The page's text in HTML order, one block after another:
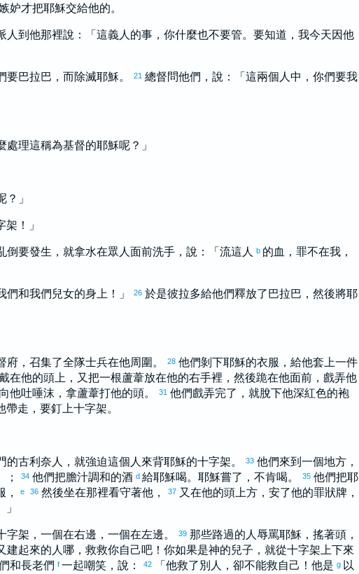
妒才把耶穌交給他的。
人到他那裡說：「這義人的事，你什麼也不要管。要知道，我今天因他
要巴拉巴 ，而除滅耶穌。 21 總督問他們，說：「這兩個人中，你們要我
理這稱為基督的耶穌呢？」
」
！」
倒要發生，就拿水在眾人面前洗手，說：「流這人 b 的血，罪不在我，
們和我們兒女的身上！」 26 於是彼拉多給他們釋放了 巴拉巴 ，然後將耶
，召集了全隊士兵在他周圍。 28 他們剝下耶穌的衣服，給他套上一件
在他的頭上，又把一根蘆葦放在他的右手裡，然後跪在他面前，戲弄他
他吐唾沫，拿蘆葦打他的頭。 31 他們戲弄完了，就脫下他深紅色的袍
走，要釘上十字架。
的古利奈 人，就強迫這個人來背耶穌的十字架。 33 他們來到一個地方，
； 34 他們把膽汁調和的酒 d 給耶穌喝。耶穌嘗了，不肯喝。 35 他們把耶
e 36 然後坐在那裡看守著他， 37 又在他的頭上方，安了他的罪狀牌，
架，一個在右邊，一個在左邊。 39 那些路過的人辱罵耶穌，搖著頭，
建起來的人哪，救救你自己吧！你如果是神的兒子，就從十字架上下來
和長老們 f 一起嘲笑，說： 42 「他救了別人，卻不能救自己！他是 g 以